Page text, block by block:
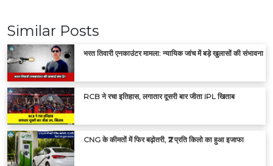
Similar Posts
भरत तिवारी एनकाउंटर मामला: न्यायिक जांच में बड़े खुलासों की संभावना
RCB ने रचा इतिहास, लगातार दूसरी बार जीता IPL खिताब
CNG के कीमतों में फिर बढ़ोतरी, ₹2 प्रति किलो का हुआ इजाफा